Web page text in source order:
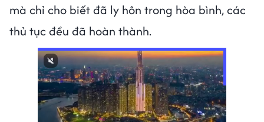
mà chỉ cho biết đã ly hôn trong hòa bình, các
thủ tục đều đã hoàn thành.